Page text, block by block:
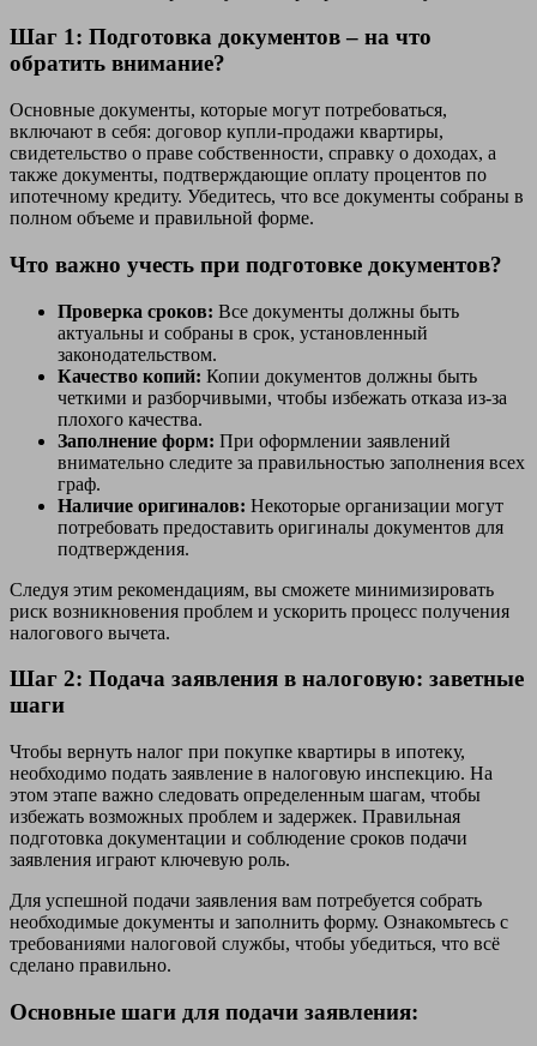
Шаг 1: Подготовка документов – на что
обратить внимание?
Основные документы, которые могут потребоваться,
включают в себя: договор купли-продажи квартиры,
свидетельство о праве собственности, справку о доходах, а
также документы, подтверждающие оплату процентов по
ипотечному кредиту. Убедитесь, что все документы собраны в
полном объеме и правильной форме.
Что важно учесть при подготовке документов?
Проверка сроков: Все документы должны быть
актуальны и собраны в срок, установленный
законодательством.
Качество копий: Копии документов должны быть
четкими и разборчивыми, чтобы избежать отказа из-за
плохого качества.
Заполнение форм: При оформлении заявлений
внимательно следите за правильностью заполнения всех
граф.
Наличие оригиналов: Некоторые организации могут
потребовать предоставить оригиналы документов для
подтверждения.
Следуя этим рекомендациям, вы сможете минимизировать
риск возникновения проблем и ускорить процесс получения
налогового вычета.
Шаг 2: Подача заявления в налоговую: заветные
шаги
Чтобы вернуть налог при покупке квартиры в ипотеку,
необходимо подать заявление в налоговую инспекцию. На
этом этапе важно следовать определенным шагам, чтобы
избежать возможных проблем и задержек. Правильная
подготовка документации и соблюдение сроков подачи
заявления играют ключевую роль.
Для успешной подачи заявления вам потребуется собрать
необходимые документы и заполнить форму. Ознакомьтесь с
требованиями налоговой службы, чтобы убедиться, что всё
сделано правильно.
Основные шаги для подачи заявления: